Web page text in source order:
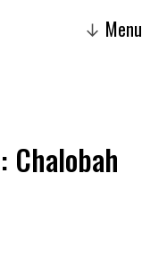
↓ Menu
Chalobah